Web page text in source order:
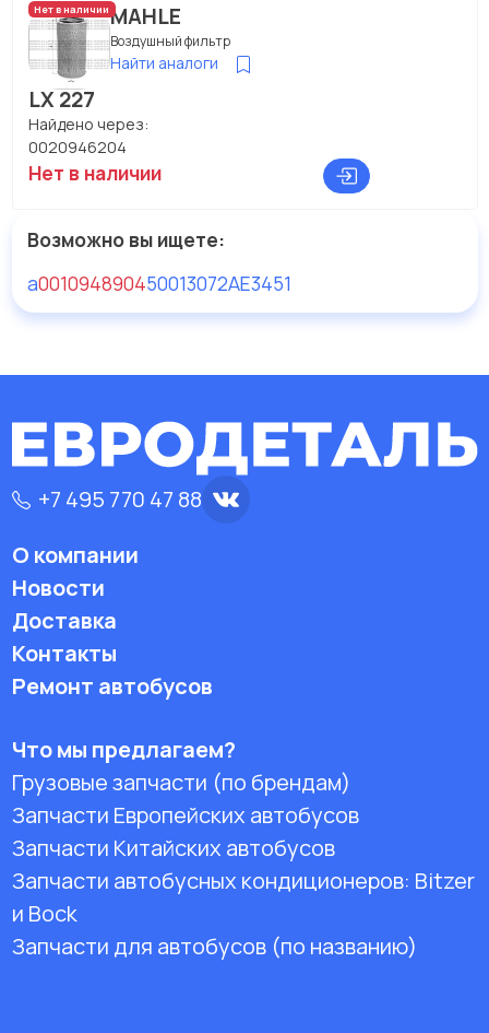
Нет в наличииMAHLE
Воздушный фильтр
Найти аналоги
LX 227
Найдено через:
0020946204
Нет в наличии
Возможно вы ищете:
a001094890450013072AE3451
+7 495 770 47 88
О компании
Новости
Доставка
Контакты
Ремонт автобусов
Что мы предлагаем?
Грузовые запчасти (по брендам)
Запчасти Европейских автобусов
Запчасти Китайских автобусов
Запчасти автобусных кондиционеров: Bitzer
и Bock
Запчасти для автобусов (по названию)